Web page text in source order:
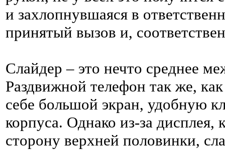
и захлопнувшаяся в
принятый вызов и,
Слайдер – это нечто среднее
Раздвижной телефон так же,
себе большой экран, удобную
корпуса. Однако из-за
сторону верхней половинки,